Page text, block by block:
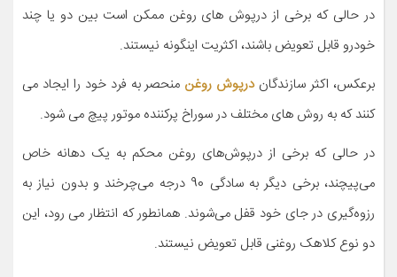
در حالی که برخی از درپوش های روغن ممکن است بین دو یا چند
خودرو قابل تعویض باشند، اکثریت اینگونه نیستند.
برعکس، اکثر سازندگان درپوش روغن منحصر به فرد خود را ایجاد می
کنند که به روش های مختلف در سوراخ پرکننده موتور پیچ می شود.
در حالی که برخی از درپوش‌های روغن محکم به یک دهانه خاص
می‌پیچند، برخی دیگر به سادگی 90 درجه می‌چرخند و بدون نیاز به
رزوه‌گیری در جای خود قفل می‌شوند. همانطور که انتظار می رود، این
دو نوع کلاهک روغنی قابل تعویض نیستند.